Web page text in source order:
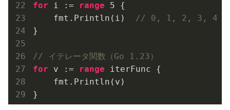
for i := range 5 {
    fmt.Println(i)
// 0, 1, 2, 3, 4
}
// イテレータ関数（Go 1.23）
for v := range iterFunc {
    fmt.Println(v)